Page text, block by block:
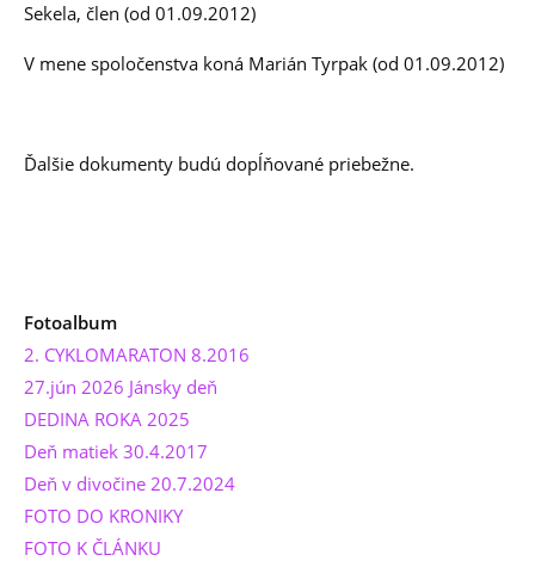
Sekela, člen (od 01.09.2012)
V mene spoločenstva koná Marián Tyrpak (od 01.09.2012)
Ďalšie dokumenty budú dopĺňované priebežne.
Fotoalbum
2. CYKLOMARATON 8.2016
27.jún 2026 Jánsky deň
DEDINA ROKA 2025
Deň matiek 30.4.2017
Deň v divočine 20.7.2024
FOTO DO KRONIKY
FOTO K ČLÁNKU